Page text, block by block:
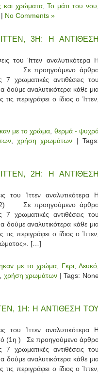
και χρώματα,Το μάτι του νου
No Comments »
3Η: Η
του Ίττεν αναλυτικότερα
Σε προηγούμενο
7 χρωματικές αντιθέσεις
δούμε αναλυτικότερα κάθε
περιγράφει ο ίδιος ο
με το χρώμα θερμά -
,χρήση χρωμάτων |
2Η: Η
του Ίττεν αναλυτικότερα
(2) Σε προηγούμενο
7 χρωματικές αντιθέσεις
δούμε αναλυτικότερα κάθε
περιγράφει ο ίδιος ο
[…]
με το χρώμα, Γκρι,Λευκό
χρήση χρωμάτων | Tags:
1Η: Η ΑΝΤΙΘΕΣΗ
του Ίττεν αναλυτικότερα
(1η ) Σε προηγούμενο
7 χρωματικές αντιθέσεις
δούμε αναλυτικότερα κάθε
περιγράφει ο ίδιος ο